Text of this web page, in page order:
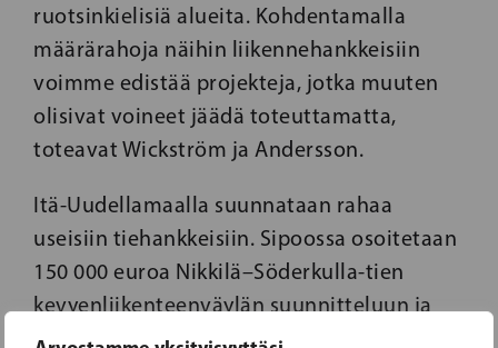
ruotsinkielisiä alueita. Kohdentamalla
määrärahoja näihin liikennehankkeisiin
voimme edistää projekteja, jotka muuten
olisivat voineet jäädä toteuttamatta,
toteavat Wickström ja Andersson.
Itä-Uudellamaalla suunnataan rahaa
useisiin tiehankkeisiin. Sipoossa osoitetaan
150 000 euroa Nikkilä–Söderkulla-tien
kevyenliikenteenväylän suunnitteluun ja
Massbyntielle 500 000 euroa